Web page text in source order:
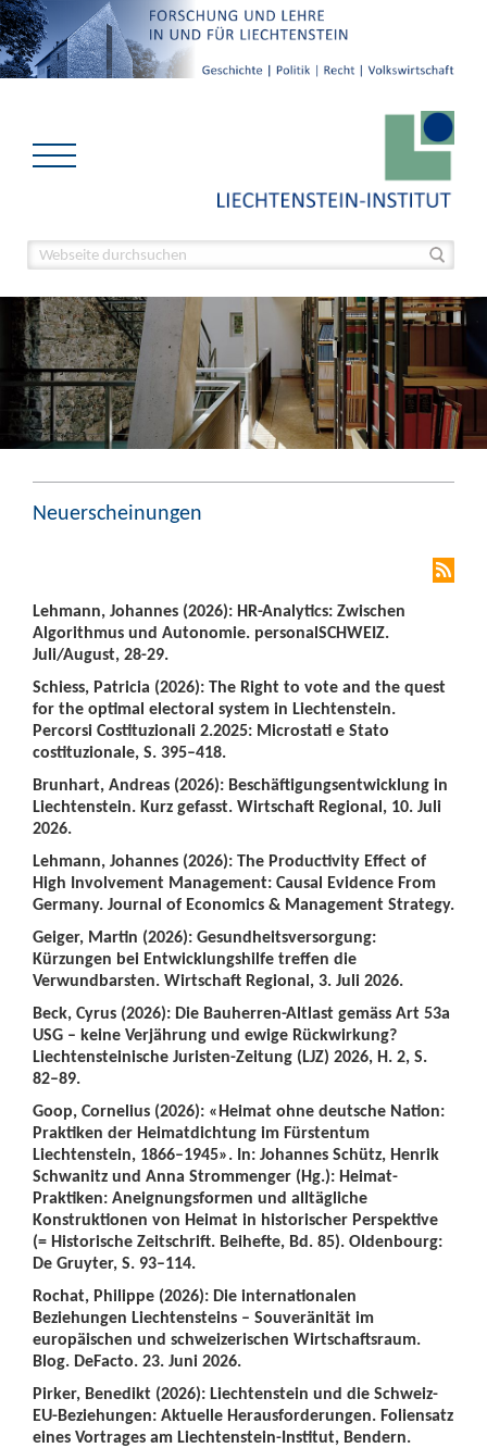
Neuerscheinungen
Lehmann, Johannes (2026): HR-Analytics: Zwischen
Algorithmus und Autonomie. personalSCHWEIZ.
Juli/August, 28-29.
Schiess, Patricia (2026): The Right to vote and the quest
for the optimal electoral system in Liechtenstein.
Percorsi Costituzionali 2.2025: Microstati e Stato
costituzionale, S. 395–418.
Brunhart, Andreas (2026): Beschäftigungsentwicklung in
Liechtenstein. Kurz gefasst. Wirtschaft Regional, 10. Juli
2026.
Lehmann, Johannes (2026): The Productivity Effect of
High Involvement Management: Causal Evidence From
Germany. Journal of Economics & Management Strategy.
Geiger, Martin (2026): Gesundheitsversorgung:
Kürzungen bei Entwicklungshilfe treffen die
Verwundbarsten. Wirtschaft Regional, 3. Juli 2026.
Beck, Cyrus (2026): Die Bauherren-Altlast gemäss Art 53a
USG – keine Verjährung und ewige Rückwirkung?
Liechtensteinische Juristen-Zeitung (LJZ) 2026, H. 2, S.
82–89.
Goop, Cornelius (2026): «Heimat ohne deutsche Nation:
Praktiken der Heimatdichtung im Fürstentum
Liechtenstein, 1866–1945». In: Johannes Schütz, Henrik
Schwanitz und Anna Strommenger (Hg.): Heimat-
Praktiken: Aneignungsformen und alltägliche
Konstruktionen von Heimat in historischer Perspektive
(= Historische Zeitschrift. Beihefte, Bd. 85). Oldenbourg:
De Gruyter, S. 93–114.
Rochat, Philippe (2026): Die internationalen
Beziehungen Liechtensteins – Souveränität im
europäischen und schweizerischen Wirtschaftsraum.
Blog. DeFacto. 23. Juni 2026.
Pirker, Benedikt (2026): Liechtenstein und die Schweiz-
EU-Beziehungen: Aktuelle Herausforderungen. Foliensatz
eines Vortrages am Liechtenstein-Institut, Bendern.